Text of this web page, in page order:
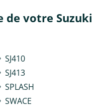
de votre Suzuki
SJ410
SJ413
SPLASH
SWACE